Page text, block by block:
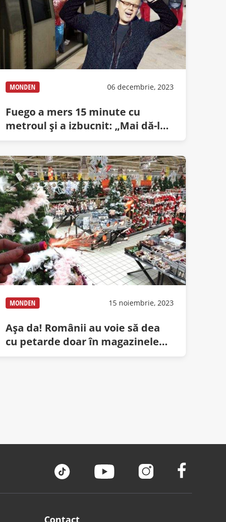
MONDEN 06 decembrie, 2023
Fuego a mers 15 minute cu
metroul şi a izbucnit: „Mai dă-le-
n p… mea de colinde!”
MONDEN 15 noiembrie, 2023
Așa da! Românii au voie să dea
cu petarde doar în magazinele
care pun colinde
Contact